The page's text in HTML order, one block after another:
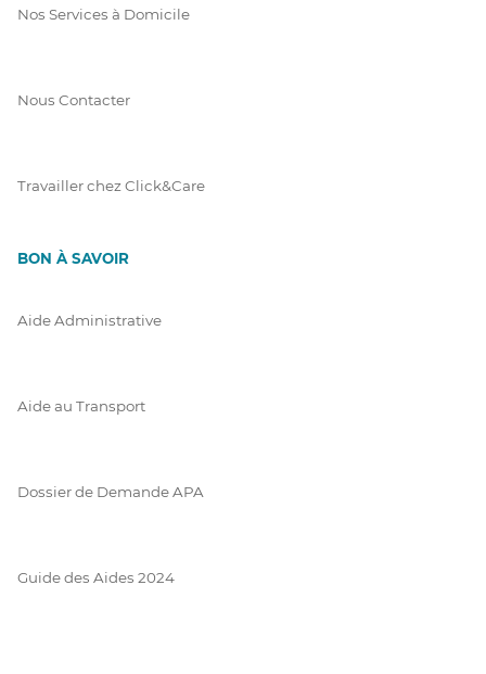
Nos Services à Domicile
Nous Contacter
Travailler chez Click&Care
BON À SAVOIR
Aide Administrative
Aide au Transport
Dossier de Demande APA
Guide des Aides 2024